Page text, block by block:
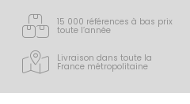
15 000 références à bas prix
toute l’année
Livraison dans toute la
France métropolitaine